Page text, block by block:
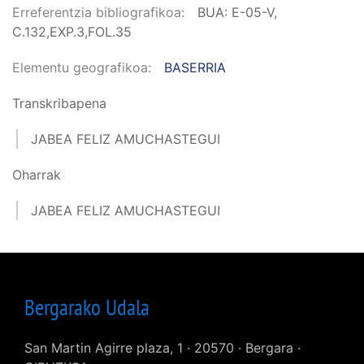
Erreferentzia bibliografikoa
BUA: E-05-V,
C.132,EXP.3,FOL.35
Elementu geografikoa BASERRIA
Transkribapena
JABEA FELIZ AMUCHASTEGUI
Oharrak
JABEA FELIZ AMUCHASTEGUI
Bergarako Udala
San Martin Agirre plaza, 1 · 20570 · Bergara ·